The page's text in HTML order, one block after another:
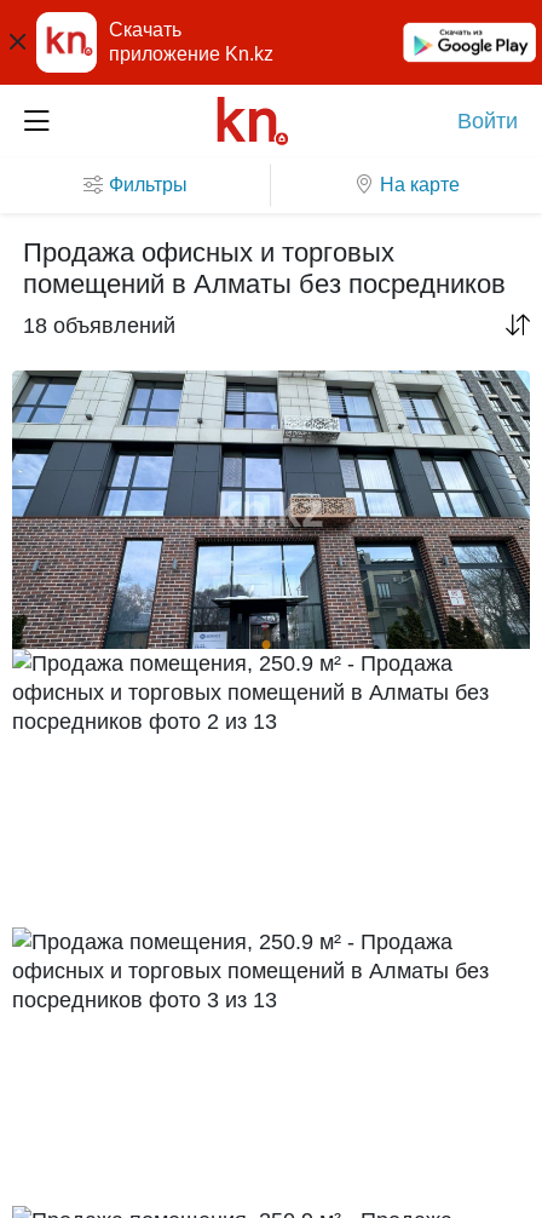
Скачать
приложение Kn.kz
Войти
Фильтры На карте
Продажа офисных и торговых
помещений в Алматы без посредников
18 объявлений